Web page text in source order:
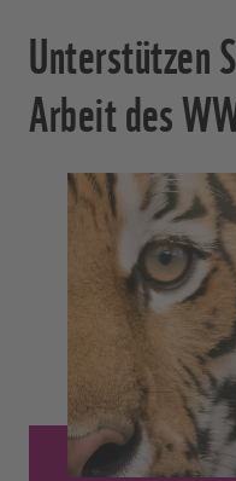
Unterstützen
Arbeit des